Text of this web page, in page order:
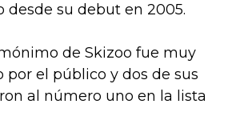
desde su debut en 2005.
de Skizoo fue muy
por el público y dos de sus
al número uno en la lista